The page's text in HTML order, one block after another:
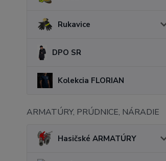
Rukavice
DPO SR
Kolekcia FLORIAN
ARMATÚRY, PRÚDNICE, NÁRADIE
Hasičské ARMATÚRY